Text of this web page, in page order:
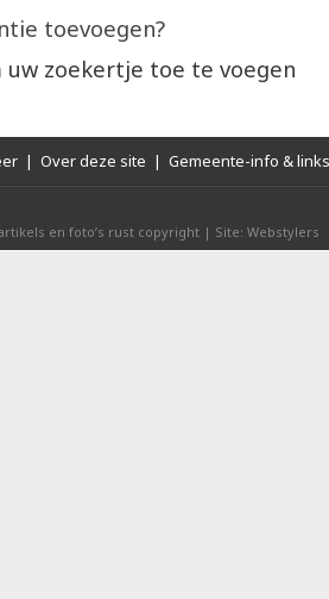
toevoegen?
uw zoekertje toe te voegen
| Over deze site | Gemeente-info & links
en foto’s rust copyright | Site: Webstylers